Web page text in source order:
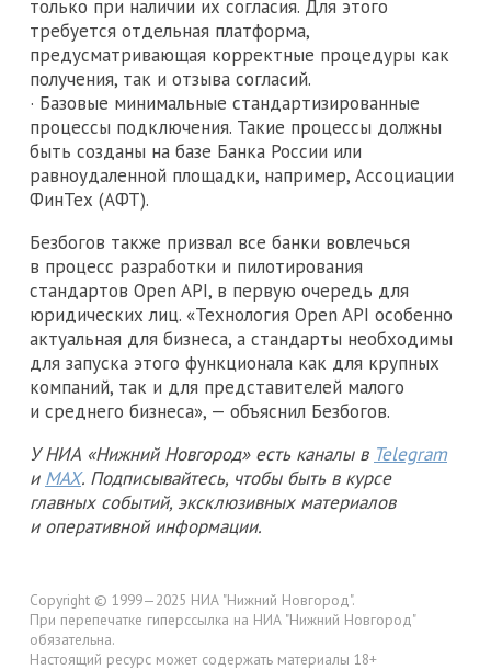
только при наличии их согласия. Для этого
требуется отдельная платформа,
предусматривающая корректные процедуры как
получения, так и отзыва согласий.
· Базовые минимальные стандартизированные
процессы подключения. Такие процессы должны
быть созданы на базе Банка России или
равноудаленной площадки, например, Ассоциации
ФинТех (АФТ).
Безбогов также призвал все банки вовлечься
в процесс разработки и пилотирования
стандартов Open API, в первую очередь для
юридических лиц. «Технология Open API особенно
актуальная для бизнеса, а стандарты необходимы
для запуска этого функционала как для крупных
компаний, так и для представителей малого
и среднего бизнеса», — объяснил Безбогов.
У НИА «Нижний Новгород» есть каналы в Telegram
и MAX. Подписывайтесь, чтобы быть в курсе
главных событий, эксклюзивных материалов
и оперативной информации.
Copyright © 1999—2025 НИА "Нижний Новгород".
При перепечатке гиперссылка на НИА "Нижний Новгород"
обязательна.
Настоящий ресурс может содержать материалы 18+